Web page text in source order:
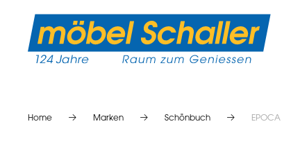
Home Marken Schönbuch EPOCA